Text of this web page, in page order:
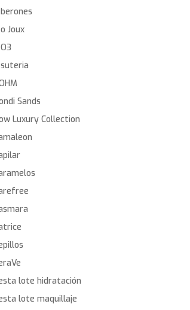
Joux
Sands
Luxury Collection
lote hidratación
lote maquillaje